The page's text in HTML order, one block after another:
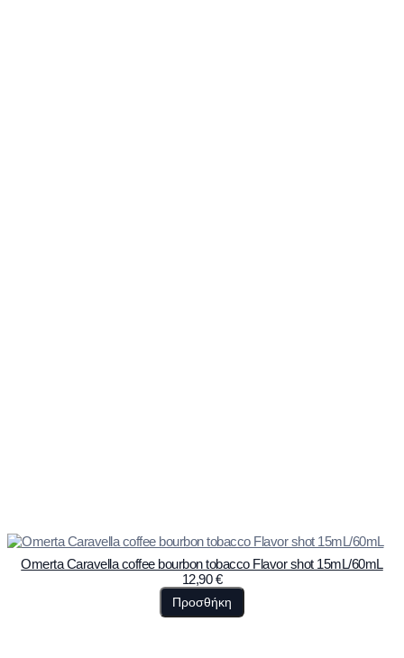
Omerta Caravella coffee bourbon tobacco Flavor shot 15mL/60mL
12,90€
Προσθήκη